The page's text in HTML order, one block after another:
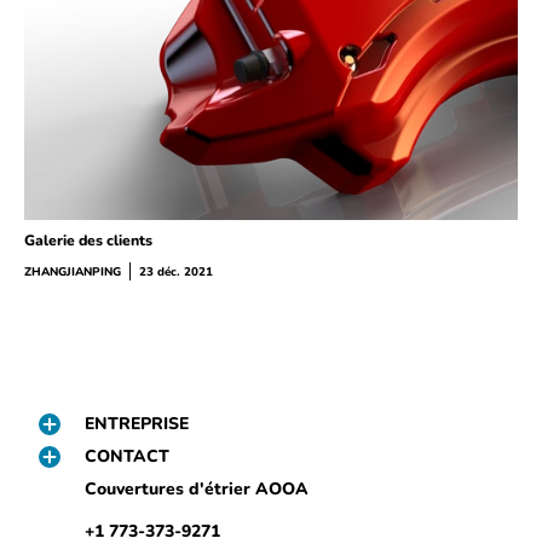
Galerie des clients
ZHANGJIANPING 23 déc. 2021
ENTREPRISE
CONTACT
Couvertures d'étrier AOOA
+1 773-373-9271